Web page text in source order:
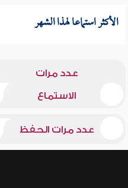
الأكثر استماعا لهذا الشهر
عدد مرات
الاستماع
عدد مرات الحفظ